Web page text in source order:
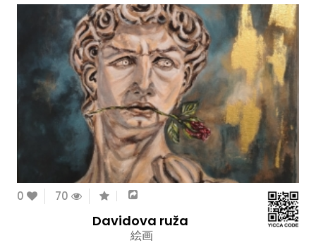
0 70
Davidova ruža
絵画